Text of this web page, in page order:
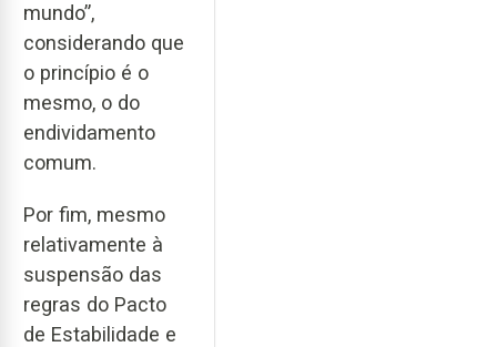
mundo”,
considerando que
o princípio é o
mesmo, o do
endividamento
comum.
Por fim, mesmo
relativamente à
suspensão das
regras do Pacto
de Estabilidade e